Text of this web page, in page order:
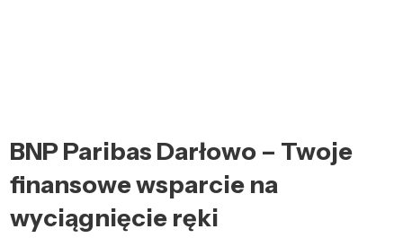
BNP Paribas Darłowo – Twoje
finansowe wsparcie na
wyciągnięcie ręki